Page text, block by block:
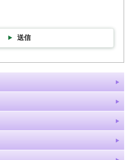
送信